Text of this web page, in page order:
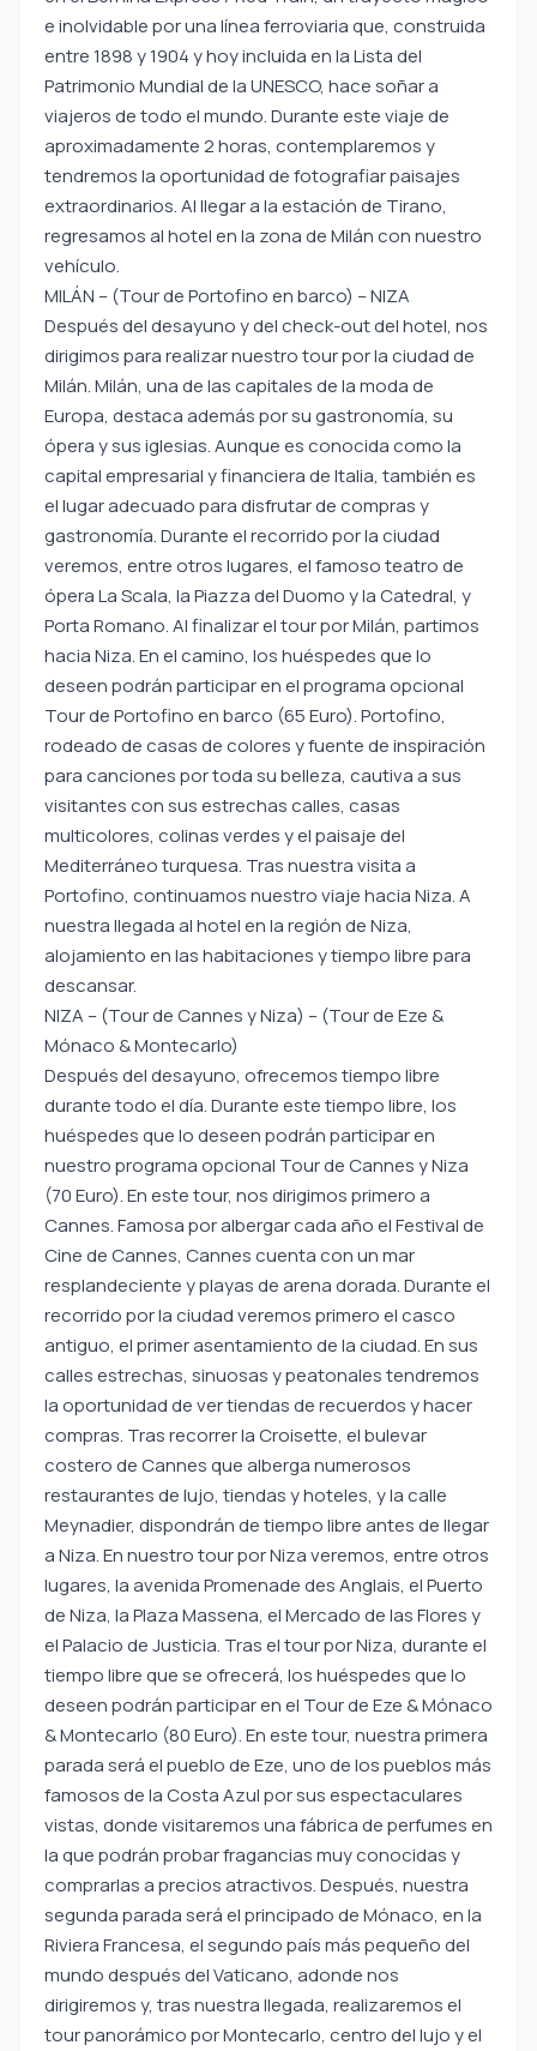
e inolvidable por una línea ferroviaria que, construida
entre 1898 y 1904 y hoy incluida en la Lista del
Patrimonio Mundial de la UNESCO, hace soñar a
viajeros de todo el mundo. Durante este viaje de
aproximadamente 2 horas, contemplaremos y
tendremos la oportunidad de fotografiar paisajes
extraordinarios. Al llegar a la estación de Tirano,
regresamos al hotel en la zona de Milán con nuestro
vehículo.
MILÁN – (Tour de Portofino en barco) – NIZA
Después del desayuno y del check-out del hotel, nos
dirigimos para realizar nuestro tour por la ciudad de
Milán. Milán, una de las capitales de la moda de
Europa, destaca además por su gastronomía, su
ópera y sus iglesias. Aunque es conocida como la
capital empresarial y financiera de Italia, también es
el lugar adecuado para disfrutar de compras y
gastronomía. Durante el recorrido por la ciudad
veremos, entre otros lugares, el famoso teatro de
ópera La Scala, la Piazza del Duomo y la Catedral, y
Porta Romano. Al finalizar el tour por Milán, partimos
hacia Niza. En el camino, los huéspedes que lo
deseen podrán participar en el programa opcional
Tour de Portofino en barco (65 Euro). Portofino,
rodeado de casas de colores y fuente de inspiración
para canciones por toda su belleza, cautiva a sus
visitantes con sus estrechas calles, casas
multicolores, colinas verdes y el paisaje del
Mediterráneo turquesa. Tras nuestra visita a
Portofino, continuamos nuestro viaje hacia Niza. A
nuestra llegada al hotel en la región de Niza,
alojamiento en las habitaciones y tiempo libre para
descansar.
NIZA – (Tour de Cannes y Niza) – (Tour de Eze &
Mónaco & Montecarlo)
Después del desayuno, ofrecemos tiempo libre
durante todo el día. Durante este tiempo libre, los
huéspedes que lo deseen podrán participar en
nuestro programa opcional Tour de Cannes y Niza
(70 Euro). En este tour, nos dirigimos primero a
Cannes. Famosa por albergar cada año el Festival de
Cine de Cannes, Cannes cuenta con un mar
resplandeciente y playas de arena dorada. Durante el
recorrido por la ciudad veremos primero el casco
antiguo, el primer asentamiento de la ciudad. En sus
calles estrechas, sinuosas y peatonales tendremos
la oportunidad de ver tiendas de recuerdos y hacer
compras. Tras recorrer la Croisette, el bulevar
costero de Cannes que alberga numerosos
restaurantes de lujo, tiendas y hoteles, y la calle
Meynadier, dispondrán de tiempo libre antes de llegar
a Niza. En nuestro tour por Niza veremos, entre otros
lugares, la avenida Promenade des Anglais, el Puerto
de Niza, la Plaza Massena, el Mercado de las Flores y
el Palacio de Justicia. Tras el tour por Niza, durante el
tiempo libre que se ofrecerá, los huéspedes que lo
deseen podrán participar en el Tour de Eze & Mónaco
& Montecarlo (80 Euro). En este tour, nuestra primera
parada será el pueblo de Eze, uno de los pueblos más
famosos de la Costa Azul por sus espectaculares
vistas, donde visitaremos una fábrica de perfumes en
la que podrán probar fragancias muy conocidas y
comprarlas a precios atractivos. Después, nuestra
segunda parada será el principado de Mónaco, en la
Riviera Francesa, el segundo país más pequeño del
mundo después del Vaticano, adonde nos
dirigiremos y, tras nuestra llegada, realizaremos el
tour panorámico por Montecarlo, centro del lujo y el